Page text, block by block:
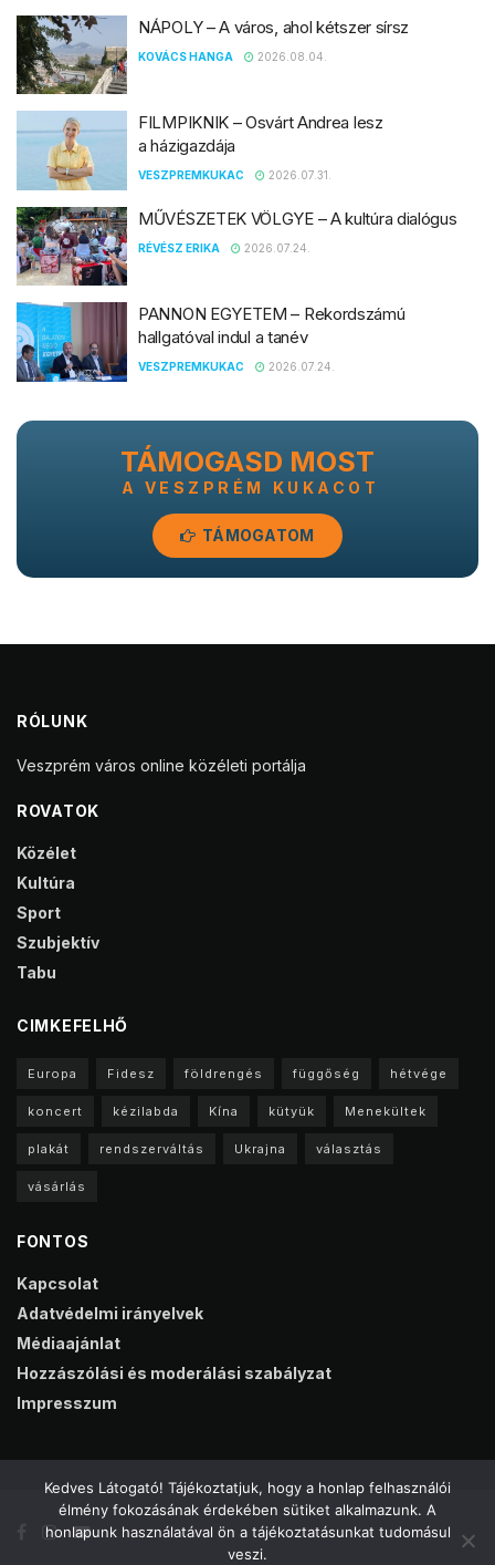
NÁPOLY – A város, ahol kétszer sírsz
KOVÁCS HANGA 2026.08.04.
FILMPIKNIK – Osvárt Andrea lesz
a házigazdája
VESZPREMKUKAC 2026.07.31.
MŰVÉSZETEK VÖLGYE – A kultúra dialógus
RÉVÉSZ ERIKA 2026.07.24.
PANNON EGYETEM – Rekordszámú
hallgatóval indul a tanév
VESZPREMKUKAC 2026.07.24.
TÁMOGASD MOST
A VESZPRÉM KUKACOT
TÁMOGATOM
RÓLUNK
Veszprém város online közéleti portálja
ROVATOK
Közélet
Kultúra
Sport
Szubjektív
Tabu
CIMKEFELHŐ
Europa Fidesz földrengés függőség hétvége
koncert kézilabda Kína kütyük Menekültek
plakát rendszerváltás Ukrajna választás
vásárlás
FONTOS
Kapcsolat
Adatvédelmi irányelvek
Médiaajánlat
Hozzászólási és moderálási szabályzat
Impresszum
Kedves Látogató! Tájékoztatjuk, hogy a honlap felhasználói
élmény fokozásának érdekében sütiket alkalmazunk. A
honlapunk használatával ön a tájékoztatásunkat tudomásul
veszi.